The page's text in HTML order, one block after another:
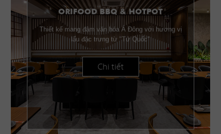
ORIFOOD BBQ & HOTPOT
Thiết kế mang đậm văn hóa Á Đông với hương vị
lẩu đặc trưng từ "Tứ Quốc"
Chi tiết